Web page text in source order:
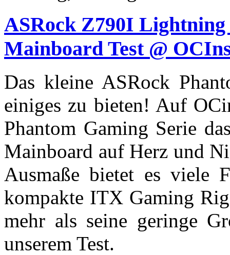
ASRock Z790I
Mainboard Test @
Das kleine ASRock
einiges zu bieten! Auf
Phantom Gaming Serie
Mainboard auf Herz und
Ausmaße bietet es viele
kompakte ITX Gaming
mehr als seine geringe
unserem Test.